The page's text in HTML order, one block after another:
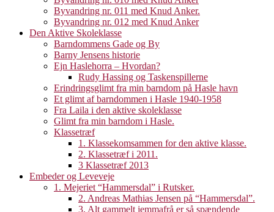
Byvandring nr. 011 med Knud Anker.
Byvandring nr. 012 med Knud Anker
Den Aktive Skoleklasse
Barndommens Gade og By
Barny Jensens historie
Ejn Haslehorra – Hvordan?
Rudy Hassing og Taskenspillerne
Erindringsglimt fra min barndom på Hasle havn
Et glimt af barndommen i Hasle 1940-1958
Fra Laila i den aktive skoleklasse
Glimt fra min barndom i Hasle.
Klassetræf
1. Klassekomsammen for den aktive klasse.
2. Klassetræf i 2011.
3 Klassetræf 2013
Embeder og Leveveje
1. Mejeriet “Hammersdal” i Rutsker.
2. Andreas Mathias Jensen på “Hammersdal”.
3. Alt gammelt jemmafrå er så spændende